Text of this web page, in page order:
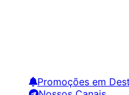
Promoções em